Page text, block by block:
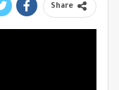
Share